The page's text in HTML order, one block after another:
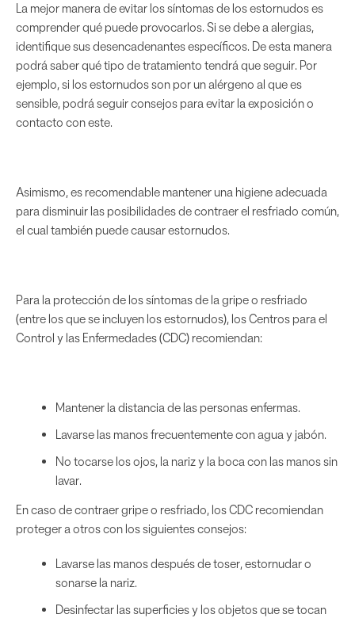
La mejor manera de evitar los síntomas de los estornudos es
comprender qué puede provocarlos. Si se debe a alergias,
identifique sus desencadenantes específicos. De esta manera
podrá saber qué tipo de tratamiento tendrá que seguir. Por
ejemplo, si los estornudos son por un alérgeno al que es
sensible, podrá seguir consejos para evitar la exposición o
contacto con este.
Asimismo, es recomendable mantener una higiene adecuada
para disminuir las posibilidades de contraer el resfriado común,
el cual también puede causar estornudos.
Para la protección de los síntomas de la gripe o resfriado
(entre los que se incluyen los estornudos), los Centros para el
Control y las Enfermedades (CDC) recomiendan:
Mantener la distancia de las personas enfermas.
Lavarse las manos frecuentemente con agua y jabón.
No tocarse los ojos, la nariz y la boca con las manos sin
lavar.
En caso de contraer gripe o resfriado, los CDC recomiendan
proteger a otros con los siguientes consejos:
Lavarse las manos después de toser, estornudar o
sonarse la nariz.
Desinfectar las superficies y los objetos que se tocan